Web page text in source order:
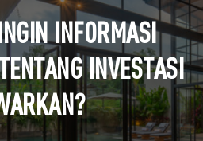
INFORMASI
INVESTASI